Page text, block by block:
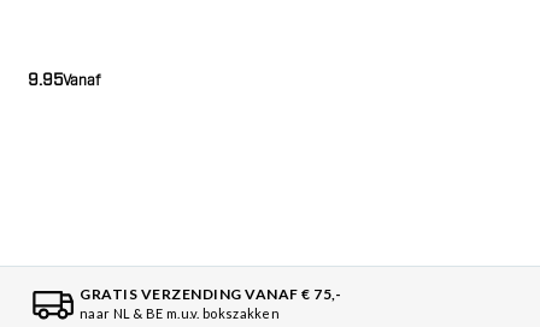
Vanaf
9.95
GRATIS VERZENDING VANAF € 75,-
naar NL & BE m.u.v. bokszakken